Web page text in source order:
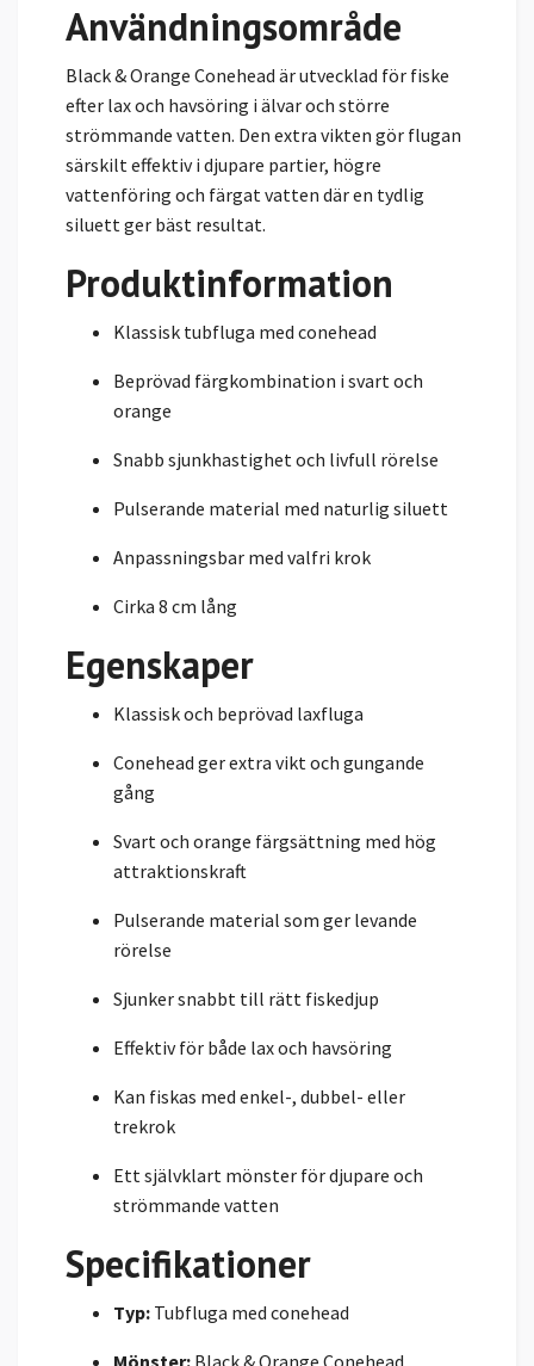
Användningsområde
Black & Orange Conehead är utvecklad för fiske
efter lax och havsöring i älvar och större
strömmande vatten. Den extra vikten gör flugan
särskilt effektiv i djupare partier, högre
vattenföring och färgat vatten där en tydlig
siluett ger bäst resultat.
Produktinformation
Klassisk tubfluga med conehead
Beprövad färgkombination i svart och
orange
Snabb sjunkhastighet och livfull rörelse
Pulserande material med naturlig siluett
Anpassningsbar med valfri krok
Cirka 8 cm lång
Egenskaper
Klassisk och beprövad laxfluga
Conehead ger extra vikt och gungande
gång
Svart och orange färgsättning med hög
attraktionskraft
Pulserande material som ger levande
rörelse
Sjunker snabbt till rätt fiskedjup
Effektiv för både lax och havsöring
Kan fiskas med enkel-, dubbel- eller
trekrok
Ett självklart mönster för djupare och
strömmande vatten
Specifikationer
Typ: Tubfluga med conehead